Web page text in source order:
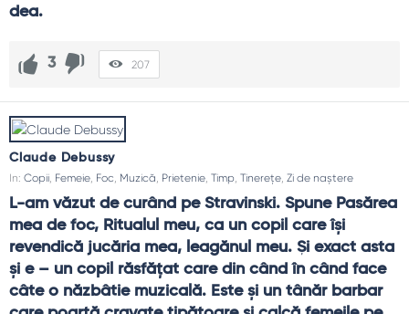
dea.
3 207
Claude Debussy
In: Copii Femeie Foc Muzică Prietenie Timp Tinerețe Zi de naștere
L-am văzut de curând pe Stravinski. Spune Pasărea
mea de foc, Ritualul meu, ca un copil care îşi
revendică jucăria mea, leagănul meu. Şi exact asta
şi e – un copil răsfăţat care din când în când face
câte o năzbâtie muzicală. Este şi un tânăr barbar